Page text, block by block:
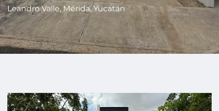
Leandro Valle, Mérida, Yucatán